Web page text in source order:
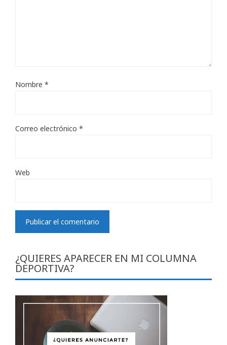
Nombre *
Correo electrónico *
Web
¿QUIERES APARECER EN MI COLUMNA
DEPORTIVA?